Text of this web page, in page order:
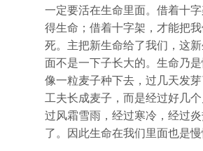
一定要活在生命里面。借着十
得生命；借着十字架，才能把
死。主把新生命给了我们，这
面不是一下子长大的。生命乃是
像一粒麦子种下去，过几天发
工夫长成麦子，而是经过好几
过风霜雪雨，经过寒冷，经过
了。因此生命在我们里面也是慢